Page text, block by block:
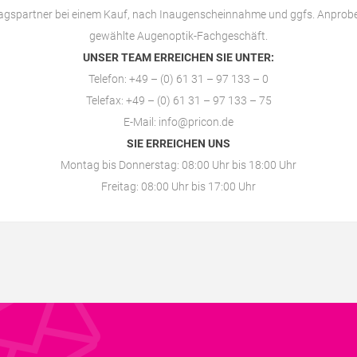
bei einem Kauf, nach Inaugenscheinnahme und ggfs.
gewählteAugenoptik-Fachgeschäft
UNSER TEAM ERREICHEN SIE UNTER:
Telefon: +49 – (0) 61 31 – 97 133 – 0
Telefax: +49 – (0) 61 31 – 97 133 – 75
E-Mail: info@pricon.de
SIE ERREICHEN UNS
Montag bis Donnerstag: 08:00 Uhr bis 18:00 Uhr
Freitag: 08:00 Uhr bis 17:00 Uhr